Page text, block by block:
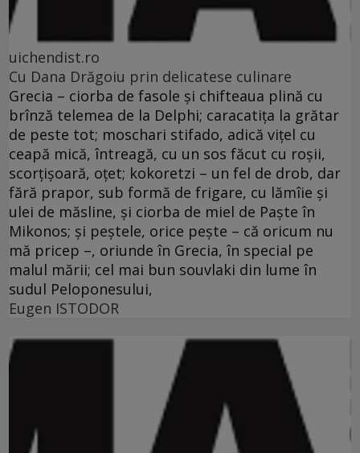
uichendist.ro
Cu Dana Drăgoiu prin delicatese culinare
Grecia – ciorba de fasole şi chifteaua plină cu
brînză telemea de la Delphi; caracatiţa la grătar
de peste tot; moschari stifado, adică viţel cu
ceapă mică, întreagă, cu un sos făcut cu roşii,
scorţişoară, oţet; kokoretzi – un fel de drob, dar
fără prapor, sub formă de frigare, cu lămîie şi
ulei de măsline, şi ciorba de miel de Paşte în
Mikonos; şi peştele, orice peşte – că oricum nu
mă pricep –, oriunde în Grecia, în special pe
malul mării; cel mai bun souvlaki din lume în
sudul Peloponesului,
Eugen ISTODOR